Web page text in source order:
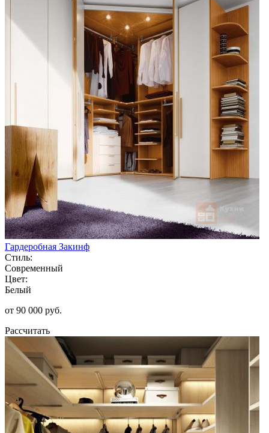
Гардеробная Закинф
Стиль:
Современный
Цвет:
Белый
от 90 000 руб.
Рассчитать